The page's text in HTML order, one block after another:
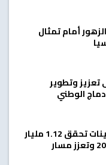
أمام تمثال
تعزيز وتطوير
الوطني
الشركة الجزائرية للتأمينات تحقق 1.12 مليار
دج أرباحا صافية في 2025 وتعزز مسار